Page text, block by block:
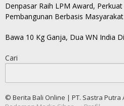
Denpasar Raih LPM Award,
Pembangunan Berbasis Masyarakat
Bawa 10 Kg Ganja, Dua WN India
Cari
© Berita Bali Online | PT. Sastra Putra